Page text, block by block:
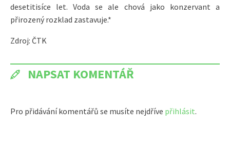
desetitisíce let. Voda se ale chová jako konzervant a
přirozený rozklad zastavuje.*
Zdroj: ČTK
NAPSAT KOMENTÁŘ
Pro přidávání komentářů se musíte nejdříve přihlásit.